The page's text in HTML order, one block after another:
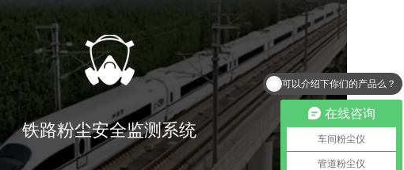
铁路粉尘安全监测系统
在线咨询
车间粉尘仪
管道粉尘仪
可以介绍下你们的产品么？